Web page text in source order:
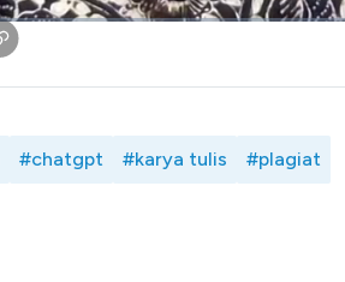
#chatgpt #karya tulis #plagiat